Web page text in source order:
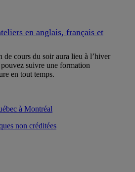
en anglais, français et
de cours du soir aura lieu à l’hiver
suivre une formation
en tout temps.
à Montréal
non créditées